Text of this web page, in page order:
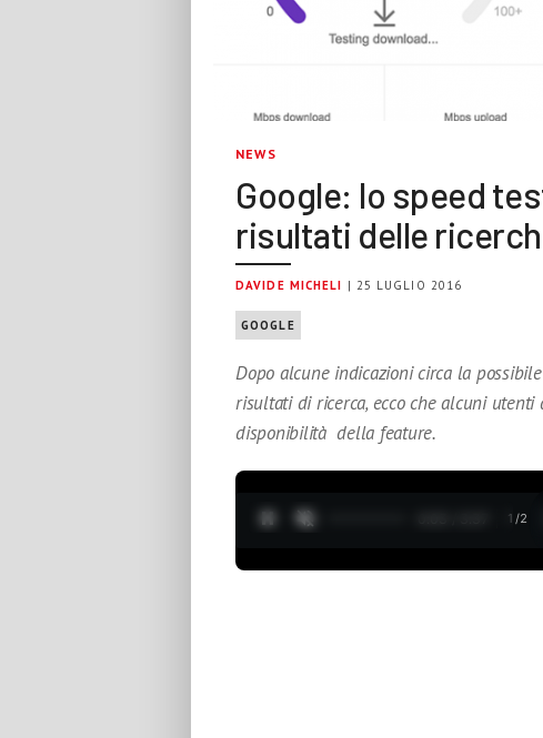
NEWS
Google: lo speed
risultati delle
DAVIDE MICHELI | 25 LUGLIO 2016
GOOGLE
Dopo alcune indicazioni circa la
risultati di ricerca, ecco che alcuni
disponibilità della feature.
1 /2